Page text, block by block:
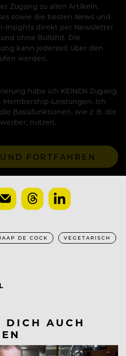
Zugang zu allen Artikeln,
sowie die besten News und
Insights direkt per Newsletter
ohne Bullshit. Die
kann jederzeit über den
werden.
habe ich KEINEN Zugang
Leistungen. Ich
Basisfunktionen, wie z. B. die
nutzen.
FORTFAHREN
DE COCK VEGETARISCH
DICH AUCH